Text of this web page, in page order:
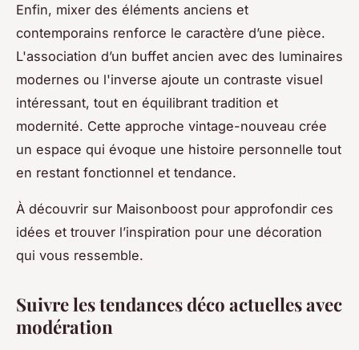
Enfin, mixer des éléments anciens et
contemporains renforce le caractère d’une pièce.
L'association d’un buffet ancien avec des luminaires
modernes ou l'inverse ajoute un contraste visuel
intéressant, tout en équilibrant tradition et
modernité. Cette approche vintage-nouveau crée
un espace qui évoque une histoire personnelle tout
en restant fonctionnel et tendance.
À découvrir sur Maisonboost pour approfondir ces
idées et trouver l’inspiration pour une décoration
qui vous ressemble.
Suivre les tendances déco actuelles avec
modération